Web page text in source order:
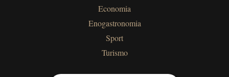
Economia
Enogastronomia
Sport
Turismo